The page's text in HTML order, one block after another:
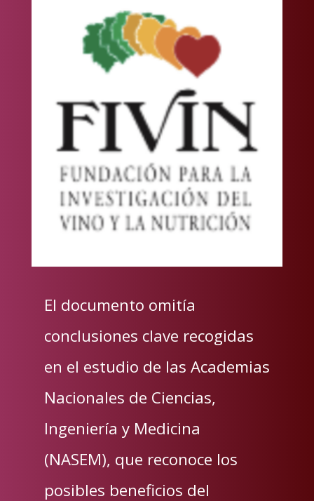
El documento omitía
conclusiones clave recogidas
en el estudio de las Academias
Nacionales de Ciencias,
Ingeniería y Medicina
(NASEM), que reconoce los
posibles beneficios del